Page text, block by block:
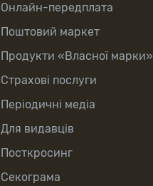
Онлайн-передплата
Поштовий маркет
Продукти «Власної марки»
Страхові послуги
Періодичні медіа
Для видавців
Посткросинг
Секограма